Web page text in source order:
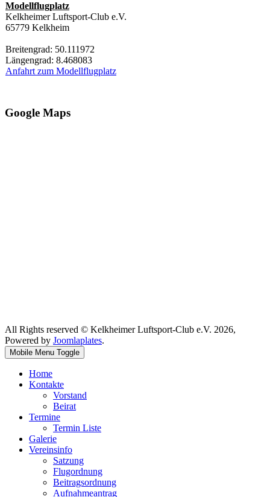
Modellflugplatz
Kelkheimer Luftsport-Club e.V.
65779 Kelkheim
Breitengrad: 50.111972
Längengrad: 8.468083
Anfahrt zum Modellflugplatz
Google Maps
All Rights reserved © Kelkheimer Luftsport-Club e.V. 2026,
Powered by Joomlaplates.
Mobile Menu Toggle
Home
Kontakte
Vorstand
Beirat
Termine
Termin Liste
Galerie
Vereinsinfo
Satzung
Flugordnung
Beitragsordnung
Aufnahmeantrag